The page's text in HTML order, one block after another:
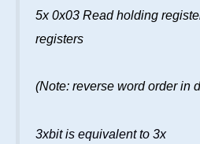
5x 0x03 Read holding
registers
(Note: reverse word order in
3xbit is equivalent to 3x